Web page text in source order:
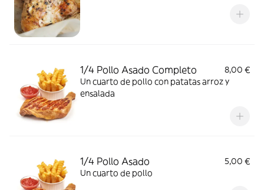
1/4 Pollo Asado Completo
8,00 €
Un cuarto de pollo con patatas arroz y
ensalada
1/4 Pollo Asado
5,00 €
Un cuarto de pollo